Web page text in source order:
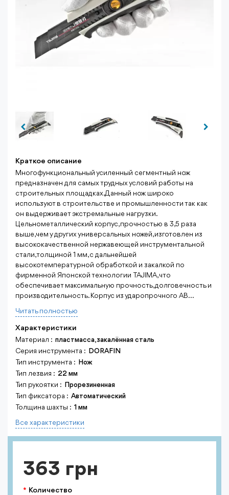
Краткое описание
Многофункциональный усиленный сегментный нож
предназначен для самых трудных условий работы на
строительных площадках. Данный нож широко
используют в строительстве и промышленности так как
он выдерживает экстремальные нагрузки.
Цельнометаллический корпус, прочностью в 3,5 раза
выше, чем у других универсальных ножей, изготовлен из
высококачественной нержавеющей инструментальной
стали, толщиной 1 мм, с дальнейшей
высокотемпературной обработкой и закалкой по
фирменной Японской технологии TAJIMA, что
обеспечивает максимальную прочность, долговечность и
производительность. Корпус из ударопрочного AB...
Читать полностью
Характеристики
Материал : пластмасса,закалённая сталь
Серия инструмента :
DORAFIN
Тип инструмента :
Нож
Тип лезвия : 22 мм
Тип рукоятки :
Прорезиненная
Тип фиксатора : Автоматический
Толщина шахты : 1 мм
Все характеристики
363 грн
Количество